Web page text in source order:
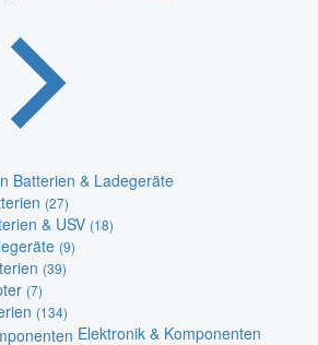
Batterien & Ladegeräte
(27)
& USV (18)
(9)
(39)
(7)
(134)
Elektronik & Komponenten